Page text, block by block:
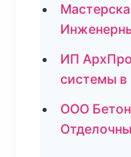
ИП
системы в
ООО